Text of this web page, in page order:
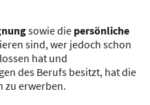
sowie die persönliche
sind, wer jedoch schon
hat und
des Berufs besitzt, hat die
zu erwerben.